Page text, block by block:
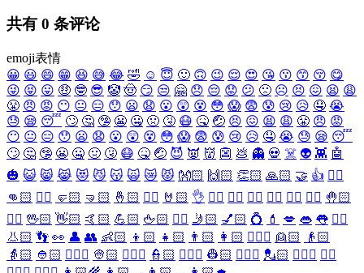
共有 0 条评论
emoji表情
😀 😃 😄 😁 😆 😅 😂 🤣 ☺️ 😇 🙂 🙃 😉 😌 😍 😘 😗 😙 😚 😋
😜 😝 😛 🤑 🤓 😎 🤡 🤠 😏 😒 🤗 😞 😔 😟 😕 🙁 ☹️ 😣 😖 😫 😩
😤 😠 😡 😶 😐 😑 😯 😦 😧 😮 😲 😵 😳 😱 😨 😰 😢 😥 🤤 😭
😓 😪 😴 🙄 🤔 🤥 😬 🤐 🤢 🤧 😷 🤒 🤕 😣 😖 😫 😩 😤 😠 😡
😶 😐 😑 😯 😦 😧 😮 😲 😵 😳 😱 😨 😰 😢 😥 🤤 😭 😓 😪 😴
🙄 🤔 🤥 😬 🤐 🤢 🤧 😷 🤒 🤕 😈 👿 👹 👺 💩 👻 💀 ☠️ 👽 👾 🤖
🎃 😺 😸 😹 😻 😼 😽 🙀 😿 😾 👐🏻 🙌🏻 👏🏻 🙏🏻 🤝 👍 👎🏻
👊🏻 ✊🏻 🤛🏻 🤜🏻 🤞🏻 ✌🏻 🤘🏻 👌 👈🏻 👉🏻 👆🏻 👇🏻 ☝🏻 ✋🏻 🤚🏻
🖐🏻 🖖🏻 👋🏻 🤙🏻 💪🏻 🖕🏻 ✍🏻 🤳🏻 💅🏻 💍 💄 💋 👄 👅 👂🏻
👃🏻 👣 👀 👤 👥 👶🏻 👦🏻 👧🏻 👨🏻 👩🏻 👱🏻‍♀️ 👱🏻
👴🏻
👵🏻 👲🏻 👳🏻‍♀️ 👳🏻 👮🏻‍♀️ 👮🏻 👷🏻‍♀️ 👷🏻 💂🏻‍♀️ 💂🏻 🕵🏻‍♀️ 🕵🏻